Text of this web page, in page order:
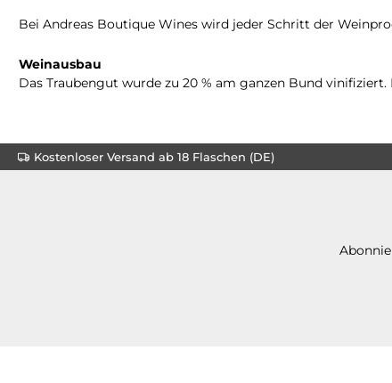
Bei Andreas Boutique Wines wird jeder Schritt der
Weinausbau
Das Traubengut wurde zu 20 % am ganzen Bund
Kostenloser Versand ab 18 Flaschen (DE)